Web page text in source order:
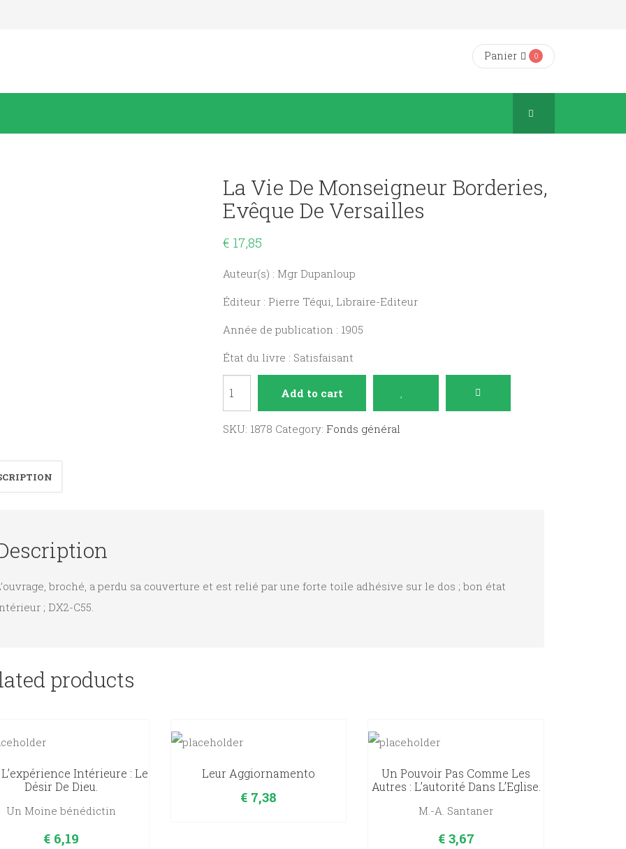
Panier 0
La Vie De Monseigneur Borderies,
Evêque De Versailles
€ 17,85
Auteur(s) : Mgr Dupanloup
Éditeur : Pierre Téqui, Libraire-Editeur
Année de publication : 1905
État du livre : Satisfaisant
de
Add to cart
SKU: 1878 Category: Fonds général
broché, a perdu sa couverture et est relié par une forte toile adhésive sur le dos ; bon état
; DX2-C55.
products
Intérieure : Le
Désir De Dieu.
Un Moine bénédictin
€ 6,19
Leur Aggiornamento
€ 7,38
Un Pouvoir Pas Comme Les
Autres : L’autorité Dans L’Eglise.
M.-A. Santaner
€3,67